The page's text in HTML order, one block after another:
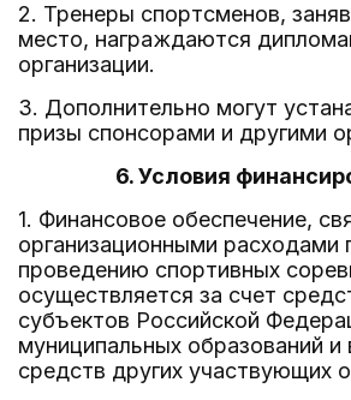
2. Тренеры спортсменов,
место, награждаются
организации.
3. Дополнительно могут
призы спонсорами и другими
6. Условия
1. Финансовое обеспечение,
организационными расходами
проведению спортивных
осуществляется за счет
субъектов Российской
муниципальных образований
средств других участвующих